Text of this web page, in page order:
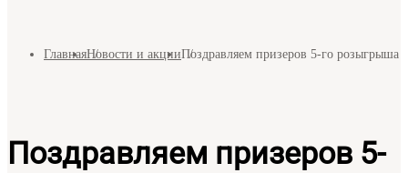
ГлавнаяНовости и акцииПоздравляем призеров 5-го розыгрыша
Поздравляем призеров 5-